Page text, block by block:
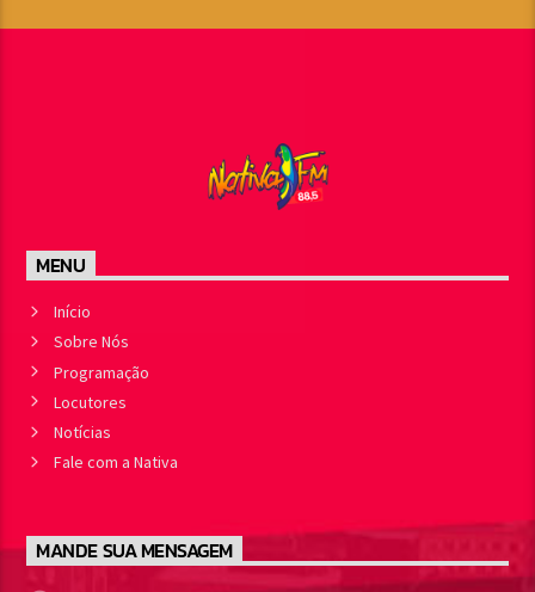
MENU
Início
Sobre Nós
Programação
Locutores
Notícias
Fale com a Nativa
MANDE SUA MENSAGEM